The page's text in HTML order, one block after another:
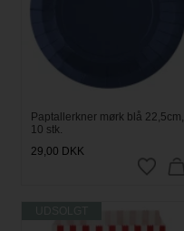
Paptallerkner mørk blå 22,5cm,
10 stk.
29,00 DKK